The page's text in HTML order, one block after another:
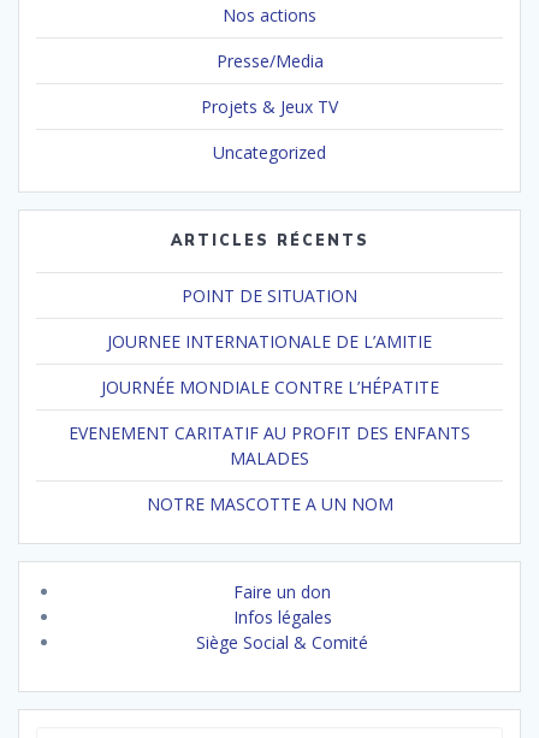
Nos actions
Presse/Media
Projets & Jeux TV
Uncategorized
ARTICLES RÉCENTS
POINT DE SITUATION
JOURNEE INTERNATIONALE DE L’AMITIE
JOURNÉE MONDIALE CONTRE L’HÉPATITE
EVENEMENT CARITATIF AU PROFIT DES ENFANTS
MALADES
NOTRE MASCOTTE A UN NOM
Faire un don
Infos légales
Siège Social & Comité